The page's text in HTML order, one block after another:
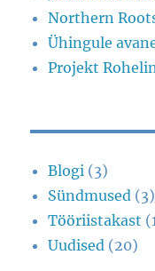
Northern
Ühingule
Projekt
Blogi (3)
Sündmused (3)
Tööriistakast
Uudised (20)